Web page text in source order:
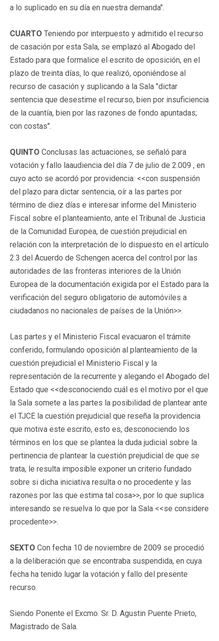
a lo suplicado en su día en nuestra demanda".
CUARTO Teniendo por interpuesto y admitido el recurso
de casación por esta Sala, se emplazó al Abogado del
Estado para que formalice el escrito de oposición, en el
plazo de treinta días, lo que realizó, oponiéndose al
recurso de casación y suplicando a la Sala "dictar
sentencia que desestime el recurso, bien por insuficiencia
de la cuantía, bien por las razones de fondo apuntadas;
con costas".
QUINTO Conclusas las actuaciones, se señaló para
votación y fallo laaudiencia del día 7 de julio de 2.009 , en
cuyo acto se acordó por providencia: <<con suspensión
del plazo para dictar sentencia, oír a las partes por
término de diez días e interesar informe del Ministerio
Fiscal sobre el planteamiento, ante el Tribunal de Justicia
de la Comunidad Europea, de cuestión prejudicial en
relación con la interpretación de lo dispuesto en el artículo
2.3 del Acuerdo de Schengen acerca del control por las
autoridades de las fronteras interiores de la Unión
Europea de la documentación exigida por el Estado para la
verificación del seguro obligatorio de automóviles a
ciudadanos no nacionales de países de la Unión>>.
Las partes y el Ministerio Fiscal evacuaron el trámite
conferido, formulando oposición al planteamiento de la
cuestión prejudicial el Ministerio Fiscal y la
representación de la recurrente y alegando el Abogado del
Estado que <<desconociendo cuál es el motivo por el que
la Sala somete a las partes la posibilidad de plantear ante
el TJCE la cuestión prejudicial que reseña la providencia
que motiva este escrito, esto es, desconociendo los
términos en los que se plantea la duda judicial sobre la
pertinencia de plantear la cuestión prejudicial de que se
trata, le resulta imposible exponer un criterio fundado
sobre si dicha iniciativa resulta o no procedente y las
razones por las que estima tal cosa>>, por lo que suplica
interesando se resuelva lo que por la Sala <<se considere
procedente>>.
SEXTO Con fecha 10 de noviembre de 2009 se procedió
a la deliberación que se encontraba suspendida, en cuya
fecha ha tenido lugar la votación y fallo del presente
recurso.
Siendo Ponente el Excmo. Sr. D. Agustin Puente Prieto,
Magistrado de Sala.